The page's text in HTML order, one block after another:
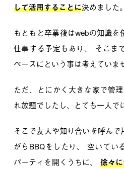
して活用することに決めました。
もともと卒業後はwebの知識
仕事する予定もあり、
そこま
ペースにという事は考えていま
ただ、とにかく大きな家で管理
れ放題でしたし、とても一人で
そこで友人や知り合いを呼ん
がらBBQをしたり、
空いてい
パーティを開くうちに、
徐々